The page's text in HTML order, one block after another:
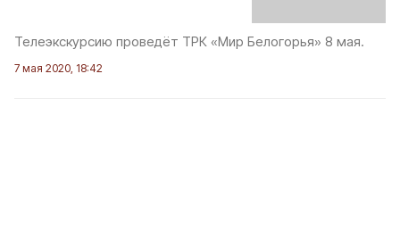
Телеэкскурсию проведёт ТРК «Мир Белогорья» 8 мая.
7 мая 2020, 18:42